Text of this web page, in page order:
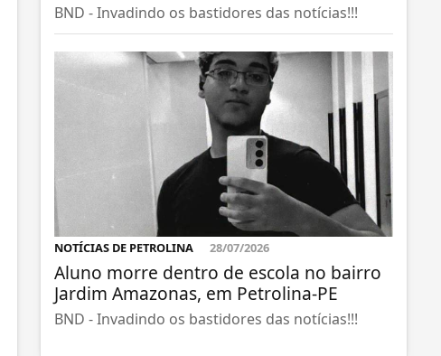
BND - Invadindo os bastidores das notícias!!!
NOTÍCIAS DE PETROLINA 28/07/2026
Aluno morre dentro de escola no bairro
Jardim Amazonas, em Petrolina-PE
BND - Invadindo os bastidores das notícias!!!